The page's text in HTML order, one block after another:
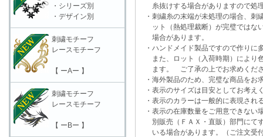
糸抜けする場合がありますので処
・刺繍糸の末端が未処理の場合、刺
ット（熱処理裁断）が完璧ではな
場合があります。
・ハンドメイド製品ですので作りに
また、ロット（入荷時期）により
ます。 ご了承の上でお求めくだ
・海外製品のため、完璧な商品をお
・表示のサイズは目安としてお考え
・表示のカラーは一般的に表現され
・表示の在庫数量をご用意できな
別販売（ＦＡＸ・直販）部門にて
いる場合があります。（ご注文受
・シリーズ別
・デザイン別
刺繍モチーフ
レースモチーフ
【 ーAー 】
刺繍モチーフ
レースモチーフ
【 ーBー 】